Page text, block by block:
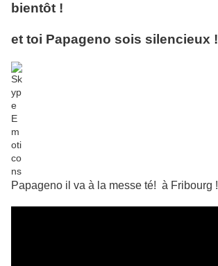
bientôt !
et toi Papageno sois silencieux !
Papageno il va à la messe té! à Fribourg !